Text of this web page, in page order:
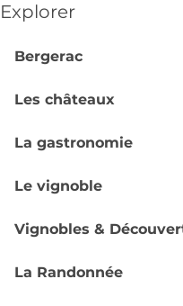
Explorer
Bergerac
Les châteaux
La gastronomie
Le vignoble
Vignobles &
La Randonnée
36
nous